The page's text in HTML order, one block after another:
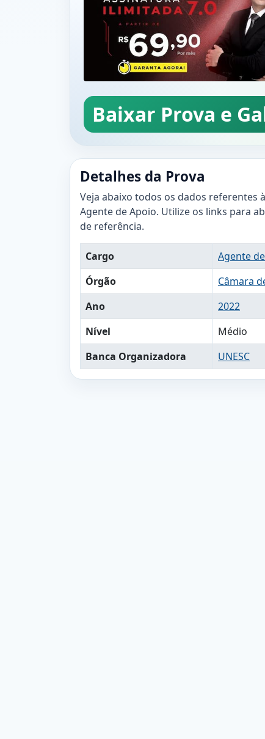
Baixar Prova e
Detalhes da Prova
Veja abaixo todos os dados referentes
Agente de Apoio. Utilize os links para
de referência.
Cargo
Agente
Órgão
Câmara
Ano
2022
Nível
Médio
Banca Organizadora
UNESC